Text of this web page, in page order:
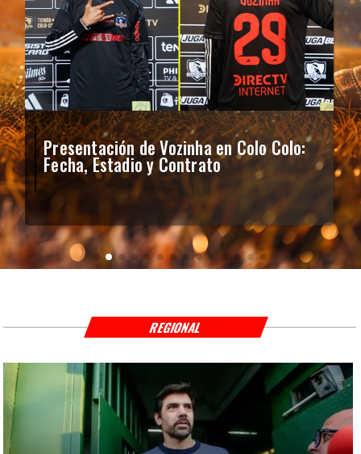
Presentación de Vozinha en Colo Colo:
Fecha, Estadio y Contrato
REGIONAL